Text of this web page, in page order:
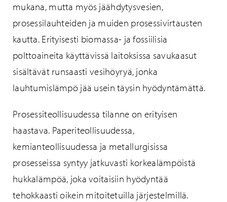
mukana, mutta myös jäähdytysvesien,
prosessilauhteiden ja muiden prosessivirtausten
kautta. Erityisesti biomassa- ja fossiilisia
polttoaineita käyttävissä laitoksissa savukaasut
sisältävät runsaasti vesihöyryä, jonka
lauhtumislämpö jää usein täysin hyödyntämättä.
Prosessiteollisuudessa tilanne on erityisen
haastava. Paperiteollisuudessa,
kemianteollisuudessa ja metallurgisissa
prosesseissa syntyy jatkuvasti korkealämpöistä
hukkalämpöä, joka voitaisiin hyödyntää
tehokkaasti oikein mitoitetuilla järjestelmillä.